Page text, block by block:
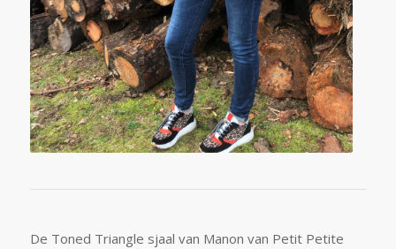
De Toned Triangle sjaal van Manon van Petit Petite